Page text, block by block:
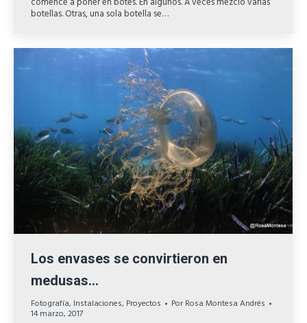
botellas. Otras, una sola botella se…
Los envases se convirtieron en
medusas…
Fotografía, Instalaciones, Proyectos Por Rosa Montesa Andrés
14 marzo, 2017